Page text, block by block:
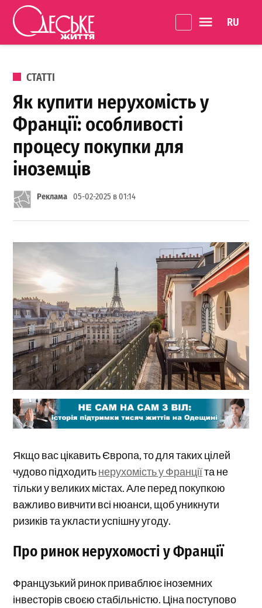
Перейти до вмісту
Життя
ОПУБЛІКОВАНО В
СТАТТІ
Як купити нерухомість у
Франції: особливості
процесу покупки для
іноземців
Реклама 05-02-2025 в 01:14
Якщо вас цікавить Європа, то для таких цілей
чудово підходитьнерухомість у Франціїта не
тільки у великих містах. Але перед покупкою
важливо вивчити всі нюанси, щоб уникнути
ризиків та укласти успішну угоду.
Про ринок нерухомості у Франції
Французький ринок приваблює іноземних
інвесторів своєю стабільністю. Ціна поступово